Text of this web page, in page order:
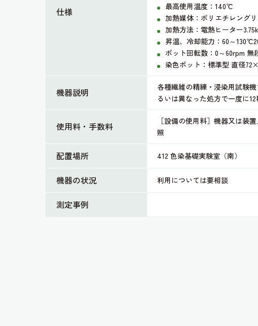
仕様
最高使用温度：140℃
加熱媒体：ポリエチレング
加熱方法：電熱ヒーター
昇温、冷却能力：60～
ポット回転数：0～60rpm 無
染色ポット：標準型 直径
機器説明
各種繊維の精練・浸染用試験
るいは異なった処方で一度に12
使用料・手数料
［設備の使用料］機器又は装
照
配置場所 412 色染基礎実験室（南）
機器の状況 利用については要相談
測定事例